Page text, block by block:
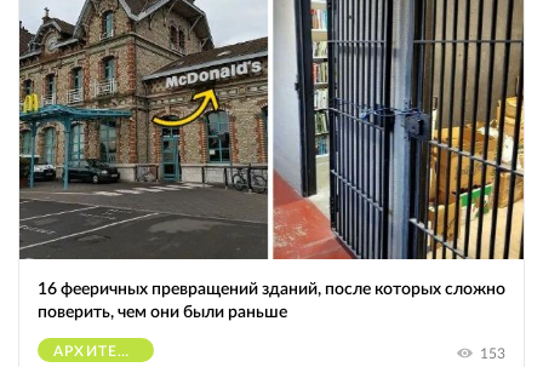
16 фееричных превращений зданий, после которых сложно
поверить, чем они были раньше
АРХИТЕКТУРА 153